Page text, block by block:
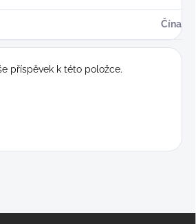
Čína
příspěvek k této položce.